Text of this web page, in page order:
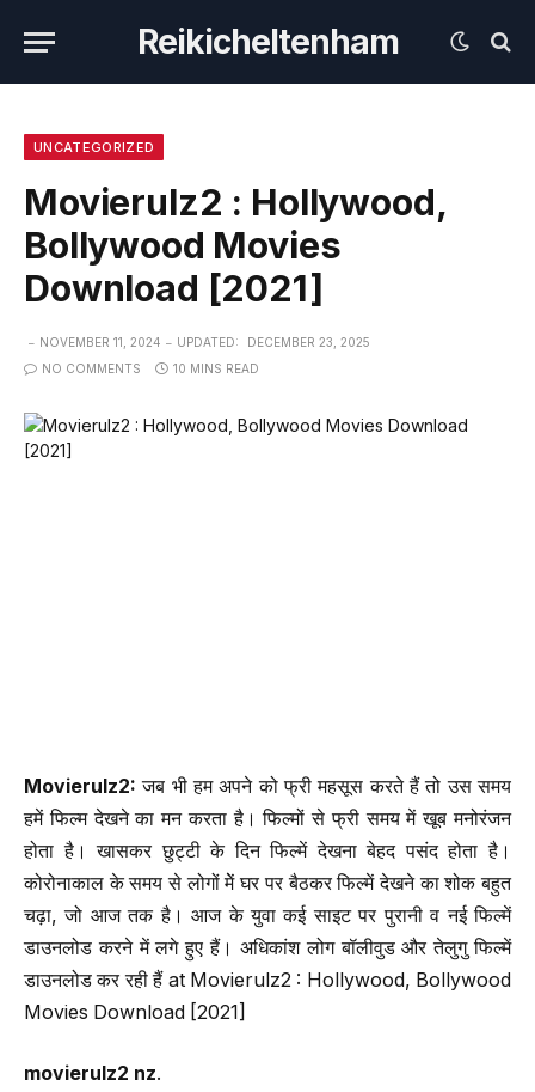
Reikicheltenham
UNCATEGORIZED
Movierulz2 : Hollywood,
Bollywood Movies
Download [2021]
NOVEMBER 11, 2024 UPDATED:
DECEMBER 23, 2025
NO COMMENTS
10 MINS READ
Movierulz2:जब भी हम अपने को फ्री महसूस करते हैं तो उस समय
हमें फिल्म देखने का मन करता है। फिल्मों से फ्री समय में खूब मनोरंजन
होता है। खासकर छुट्टी के दिन फिल्में देखना बेहद पसंद होता है।
कोरोनाकाल के समय से लोगों मेें घर पर बैठकर फिल्में देखने का शोक बहुत
चढ़ा, जो आज तक है। आज के युवा कई साइट पर पुरानी व नई फिल्में
डाउनलोड करने में लगे हुए हैं। अधिकांश लोग बॉलीवुड और तेलुगु फिल्में
डाउनलोड कर रही हैं at Movierulz2 : Hollywood, Bollywood
Movies Download [2021]
movierulz2 nz.